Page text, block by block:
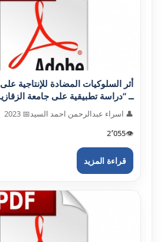
أثر السلوکيات المضادة للإنتاجية
ــ “دراسة تطبيقية على جامعة
👤 اسراء عبدالرحمن احمد السيد📅 2023
👁️2٬055
قراءة المزيد